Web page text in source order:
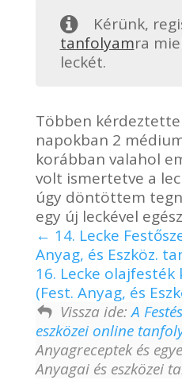
Kérünk,
tanfolyamra
leckét.
Többen
napokban 2
korábban valahol
volt ismertetve a
úgy döntöttem
egy új leckével
14. Lecke
Anyag, és Eszköz.
16. Lecke olajfesték
(Fest. Anyag, és
Vissza ide:A
eszközei online
Anyagreceptek és
Anyagai és eszközei